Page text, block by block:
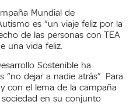
Mundial de
es “un viaje feliz por la
de las personas con TEA
una vida feliz.
Sostenible ha
dejar a nadie atrás”. Para
con el lema de la campaña
en su conjunto